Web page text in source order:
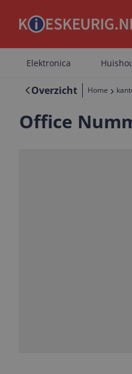
Elektronica
Overzicht Home
Office